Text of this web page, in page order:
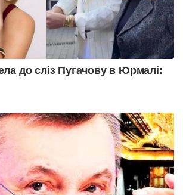
до сліз Пугачову в Юрмалі: